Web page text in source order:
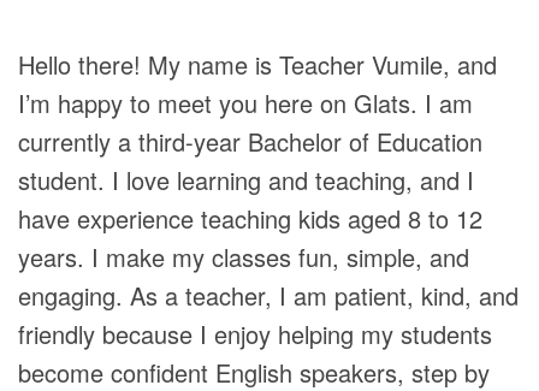
Hello there! My name is Teacher Vumile, and
I’m happy to meet you here on Glats. I am
currently a third-year Bachelor of Education
student. I love learning and teaching, and I
have experience teaching kids aged 8 to 12
years. I make my classes fun, simple, and
engaging. As a teacher, I am patient, kind, and
friendly because I enjoy helping my students
become confident English speakers, step by